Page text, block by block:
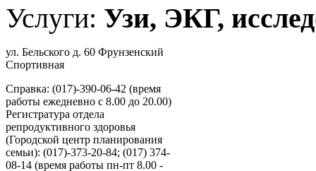
Услуги: Узи, ЭКГ,
ул. Бельского д. 60 Фрунзенский
Спортивная
Справка: (017)-390-06-42 (время
работы ежедневно с 8.00 до 20.00)
Регистратура отдела
репродуктивного здоровья
(Городской центр планирования
семьи): (017)-373-20-84; (017) 374-
08-14 (время работы пн-пт 8.00 -